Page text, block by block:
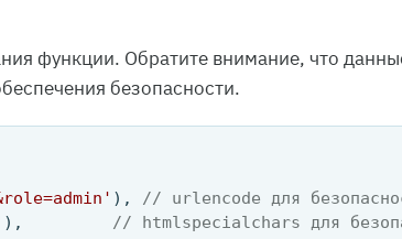
функции. Обратите внимание, что
безопасности.
),
// urlencode для
),
// htmlspecialchars для